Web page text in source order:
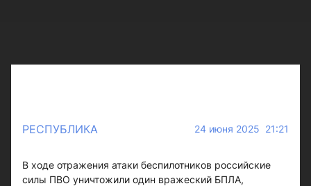
РЕСПУБЛИКА 24 июня 2025 21:21
В ходе отражения атаки беспилотников российские
силы ПВО уничтожили один вражеский БПЛА,